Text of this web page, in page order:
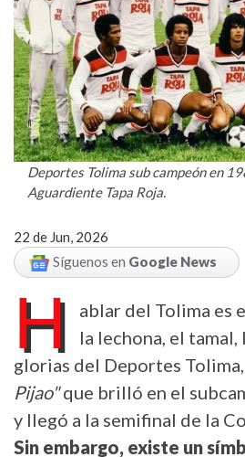
Deportes Tolima sub campeón en
Aguardiente Tapa Roja.
22 de Jun, 2026
Síguenos en Google News
H
ablar del Tolima es
la lechona, el tamal,
glorias del Deportes
Pijao"que brilló en el
y llegó a la semifinal de la
Sin embargo, existe un